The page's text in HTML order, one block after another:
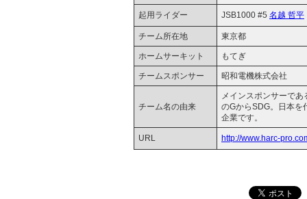
起用ライダー JSB1000 #5 名越 哲平
チーム所在地 東京都
ホームサーキット もてぎ
チームスポンサー 昭和電機株式会社
チーム名の由来
メインスポンサーで
のGからSDG。日本を
企業です。
URL http://www.harc-